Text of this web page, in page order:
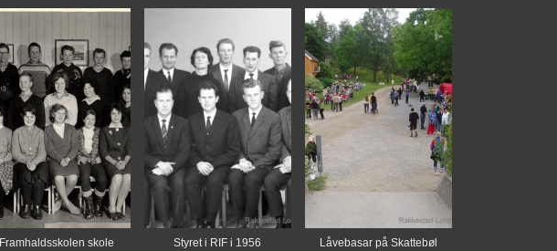
Framhaldsskolen skole
Styret i RIF i 1956
Låvebasar på Skattebøl